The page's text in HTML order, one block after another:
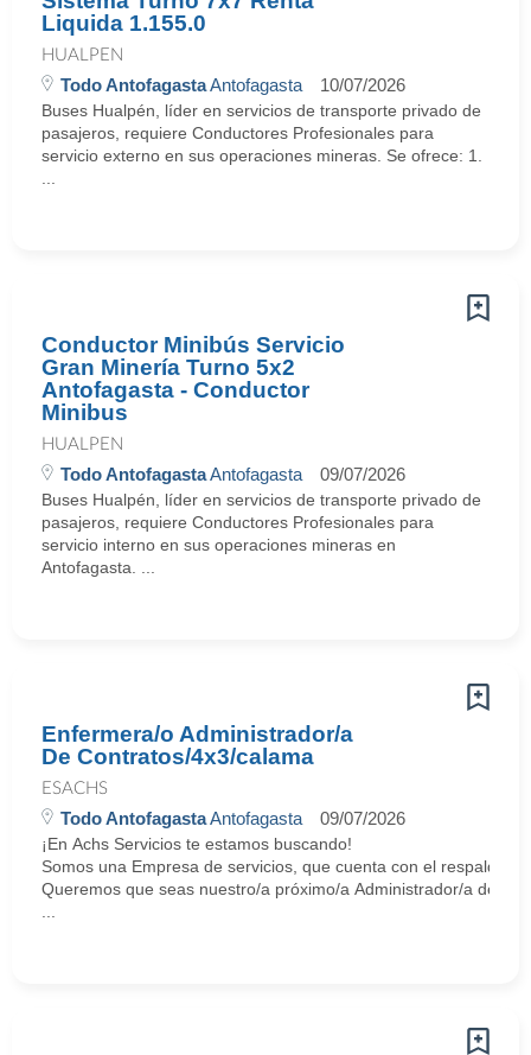
Liquida 1.155.0
HUALPEN
Todo AntofagastaAntofagasta 10/07/2026
Buses Hualpén, líder en servicios de transporte privado de
pasajeros, requiere Conductores Profesionales para
servicio externo en sus operaciones mineras. Se ofrece: 1.
Conductor Minibús Servicio
Gran Minería Turno 5x2
Antofagasta - Conductor
Minibus
HUALPEN
Todo AntofagastaAntofagasta 09/07/2026
Buses Hualpén, líder en servicios de transporte privado de
pasajeros, requiere Conductores Profesionales para
servicio interno en sus operaciones mineras en
Antofagasta. ...
Enfermera/o Administrador/a
De Contratos/4x3/calama
ESACHS
Todo AntofagastaAntofagasta 09/07/2026
¡En Achs Servicios te estamos buscando!
Somos una Empresa de servicios, que cuenta con el respaldo
Queremos que seas nuestro/a próximo/a Administrador/a de